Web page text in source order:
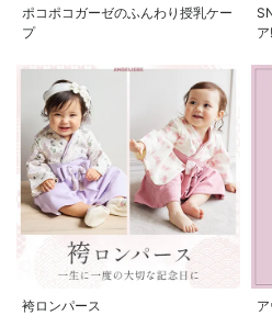
ポコポコガーゼのふんわり授乳ケー
プ
袴ロンパース